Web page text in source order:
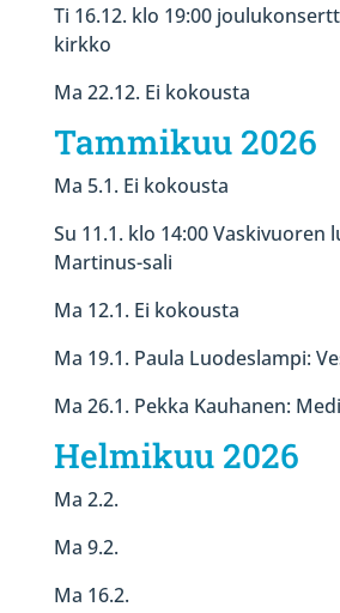
Ti 16.12. klo 19:00
kirkko
Ma 22.12. Ei kokousta
Tammikuu 2026
Ma 5.1. Ei kokousta
Su 11.1. klo 14:00 Vaskivuoren
Martinus-sali
Ma 12.1. Ei kokousta
Ma 19.1. Paula Luodeslampi:
Ma 26.1. Pekka Kauhanen:
Helmikuu 2026
Ma 2.2.
Ma 9.2.
Ma 16.2.